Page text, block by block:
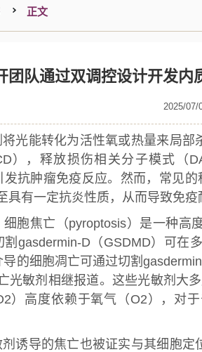
正文
团队通过双调控设计开发内
2025/07/
光能转化为活性氧或热量来局
），释放损伤相关分子模式（
发抗肿瘤免疫反应。然而，常见
具有一定抗炎性质，从而导致免疫
胞焦亡（pyroptosis）是一种高
割gasdermin-D（GSDMD）可在
的细胞凋亡可通过切割
光敏剂相继报道。这些光敏剂大
）高度依赖于氧气（O2），对
诱导的焦亡也被证实与其细胞